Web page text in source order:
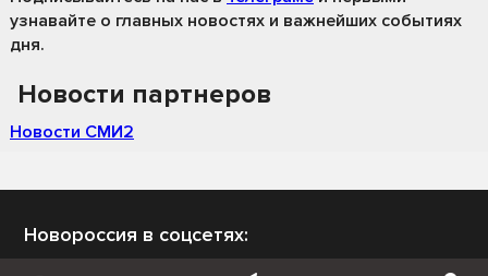
узнавайте о главных новостях и важнейших событиях
дня.
Новости партнеров
Новости СМИ2
Новороссия в соцсетях: